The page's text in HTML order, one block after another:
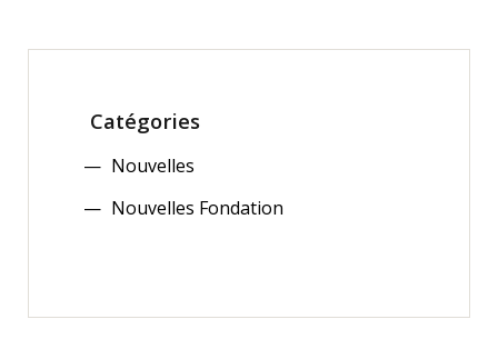
Catégories
Nouvelles
Nouvelles Fondation